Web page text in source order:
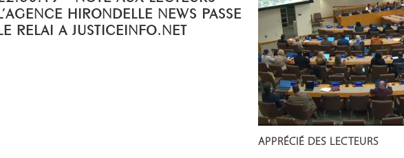
L’AGENCE HIRONDELLE NEWS PASSE
LE RELAI A JUSTICEINFO.NET
APPRÉCIÉ DES LECTEURS